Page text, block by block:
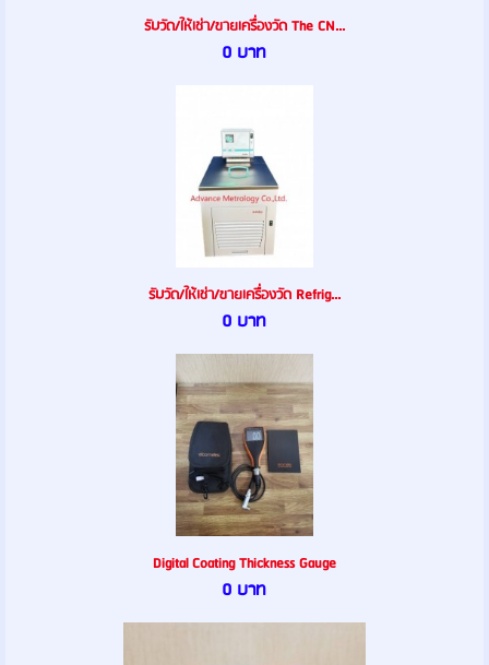
รับวัด/ให้เช่า/ขายเครื่องวัด The CN...
0 บาท
รับวัด/ให้เช่า/ขายเครื่องวัด Refrig...
0 บาท
Digital Coating Thickness Gauge
0 บาท